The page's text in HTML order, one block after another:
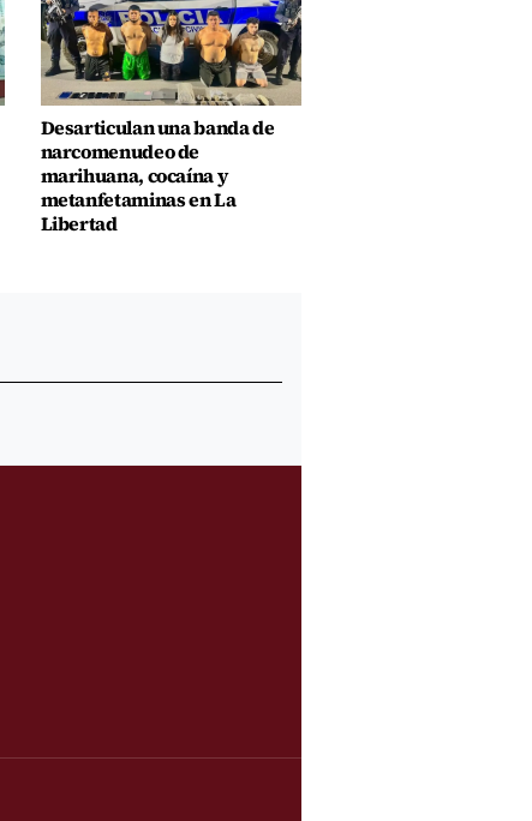
Desarticulan una banda de
narcomenudeo de
marihuana, cocaína y
metanfetaminas en La
Libertad